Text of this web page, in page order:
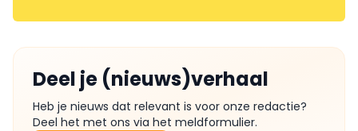
Deel je (nieuws)verhaal
Heb je nieuws dat relevant is voor onze redactie?
Deel het met ons via het meldformulier.